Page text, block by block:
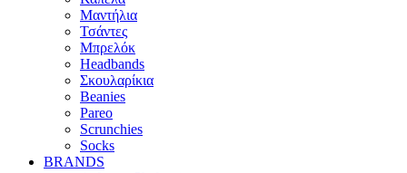
Μαντήλια
Τσάντες
Μπρελόκ
Headbands
Σκουλαρίκια
Beanies
Pareo
Scrunchies
Socks
BRANDS